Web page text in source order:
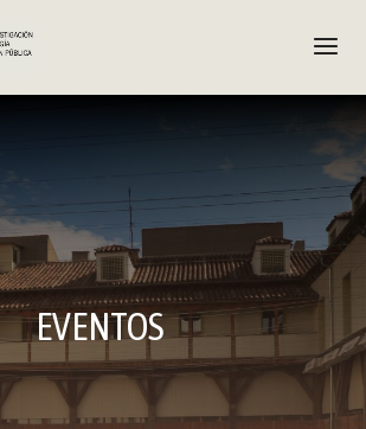
EVENTOS